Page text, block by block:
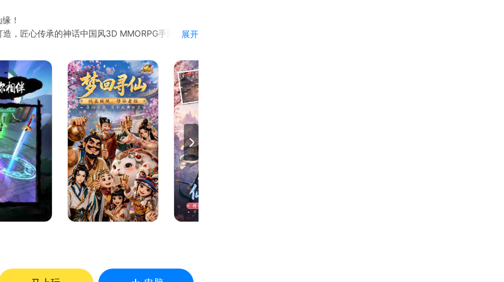
！
，匠心传承的神话中国风3D MMORPG手游。游
人副本的玩法基础上，游戏中独家的多人共乘神
仙斗神、畅快战斗感！
展开